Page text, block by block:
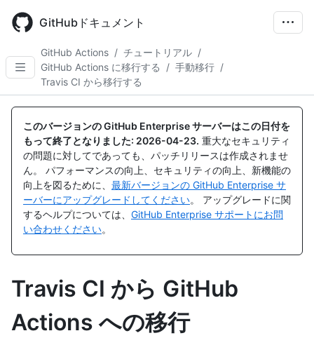
main
GitHubドキュメント
GitHub Actions / チュートリアル /
GitHub Actions に移行する
/ 手動移行 /
Travis CI から移行する
このバージョンの GitHub Enterprise サーバーはこの日付を
もって終了となりました: 2026-04-23. 重大なセキュリティ
の問題に対してであっても、パッチリリースは作成されませ
ん。 パフォーマンスの向上、セキュリティの向上、新機能の
向上を図るために、 最新バージョンの GitHub Enterprise サ
ーバーにアップグレードしてください。 アップグレードに関
するヘルプについては、 GitHub Enterprise サポートにお問
い合わせください。
Travis CI から GitHub
Actions への移行